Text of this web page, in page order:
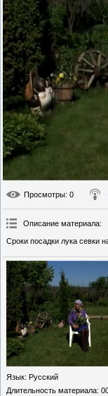
Просмотры: 0
Описание материала:
Сроки посадки лука севки
Язык: Русский
Длительность материала: